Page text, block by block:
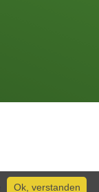
Ok, verstanden